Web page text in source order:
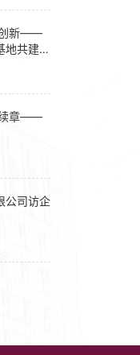
创新——
地共建系
续章——
公司访企